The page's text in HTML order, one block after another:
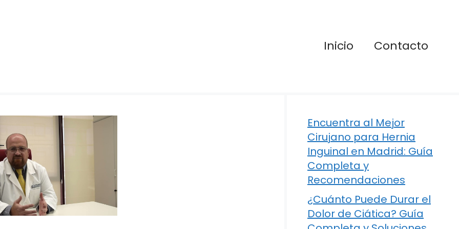
Inicio Contacto
Encuentra al Mejor
Cirujano para Hernia
Inguinal en Madrid: Guía
Completa y
Recomendaciones
¿Cuánto Puede Durar el
Dolor de Ciática? Guía